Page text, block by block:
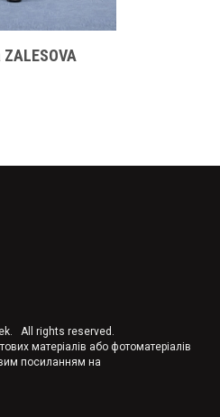
All rights reserved.
матеріалів або фотоматеріалів
посиланням на